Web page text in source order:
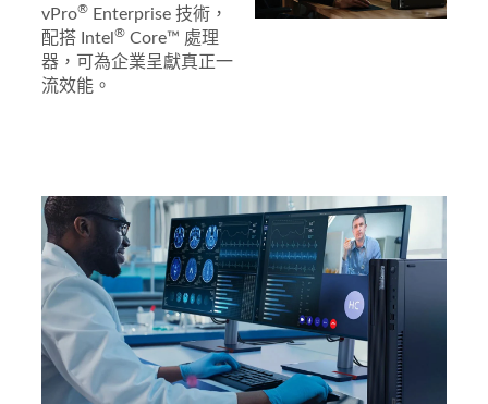
vPro® Enterprise 技術，
配搭 Intel ® Core™ 處理
器，可為企業呈獻真正一
流效能。